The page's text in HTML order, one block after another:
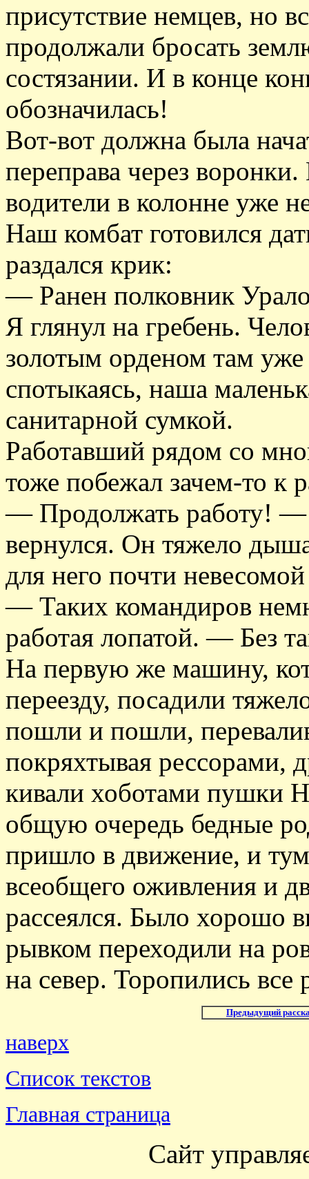
присутствие немцев, но
продолжали бросать
состязании. И в конце
обозначилась!
Вот-вот должна была
переправа через
водители в колонне уже
Наш комбат готовился
раздался крик:
— Ранен полковник
Я глянул на гребень.
золотым орденом там
спотыкаясь, наша
санитарной сумкой.
Работавший рядом со
тоже побежал зачем-то к
— Продолжать работу! —
вернулся. Он тяжело
для него почти
— Таких командиров
работая лопатой. — Без
На первую же машину,
переезду, посадили
пошли и пошли,
покряхтывая рессорами,
кивали хоботами пушки
общую очередь бедные
пришло в движение, и
всеобщего оживления и
рассеялся. Было хорошо
рывком переходили на
на север. Торопились
Предыдущий
наверх
Список текстов
Главная страница
Сайт